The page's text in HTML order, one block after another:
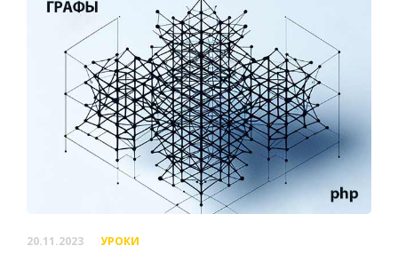
20.11.2023 УРОКИ